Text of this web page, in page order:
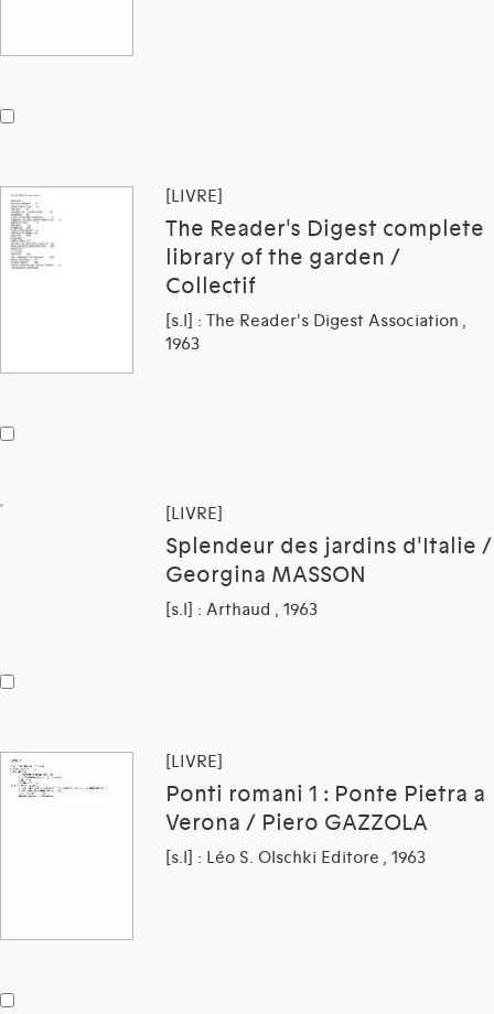
[LIVRE]
The Reader's Digest complete
library of the garden /
Collectif
[s.l] : The Reader's Digest Association ,
1963
[LIVRE]
Splendeur des jardins d'Italie /
Georgina MASSON
[s.l] : Arthaud , 1963
[LIVRE]
Ponti romani 1 : Ponte Pietra a
Verona / Piero GAZZOLA
[s.l] : Léo S. Olschki Editore , 1963